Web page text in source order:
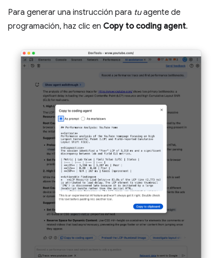
Para generar una instrucción para tuagente de
programación, haz clic en Copy to coding agent.